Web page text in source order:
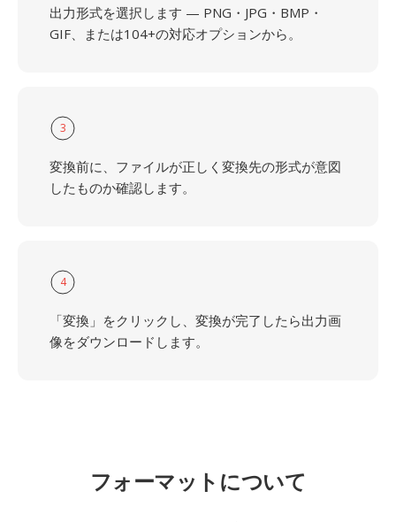
出力形式を選択します — PNG・JPG・BMP・
GIF、または104+の対応オプションから。
3
変換前に、ファイルが正しく変換先の形式が意図
したものか確認します。
4
「変換」をクリックし、変換が完了したら出力画
像をダウンロードします。
フォーマットについて